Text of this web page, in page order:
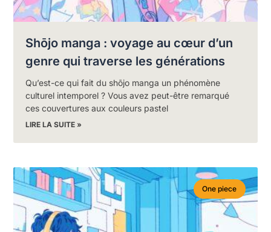
Shōjo manga : voyage au cœur d’un
genre qui traverse les générations
Qu’est-ce qui fait du shōjo manga un phénomène
culturel intemporel ? Vous avez peut-être remarqué
ces couvertures aux couleurs pastel
LIRE LA SUITE »
One piece